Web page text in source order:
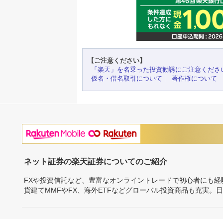
【ご注意ください】
「楽天」を名乗った投資勧誘にご注意くださ
仮名・借名取引について
著作権について
ネット証券の楽天証券についてのご紹介
FXや投資信託など、豊富なオンライントレードで初心者にも
貨建てMMFやFX、海外ETFなどグローバル投資商品も充実。